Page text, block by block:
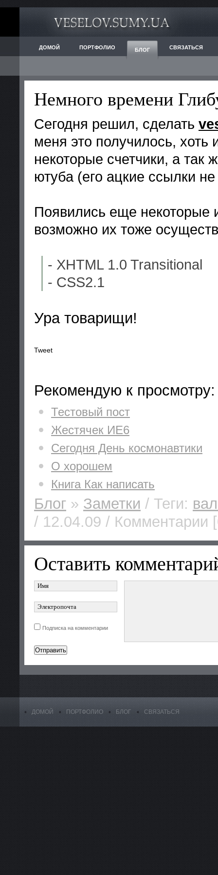
ДОМОЙ ПОРТФОЛИО БЛОГ СВЯЗАТЬСЯ
Немного времени
Сегодня решил, сделать
меня это получилось,
некоторые счетчики, а так
ютуба (его ацкие ссылки
Появились еще некоторые
возможно их тоже
- XHTML 1.0 Transitional
- CSS2.1
Ура товарищи!
Tweet
Рекомендую к просмотру:
Тестовый пост
Жестячек ИЕ6
Сегодня День космонавтики
О хорошем
Книга Как написать
Блог » Заметки / Теги:
/ 12.04.09 / Комментарии
Оставить
Подписка на комментарии
ДОМОЙ ПОРТФОЛИО БЛОГ СВЯЗАТЬСЯ